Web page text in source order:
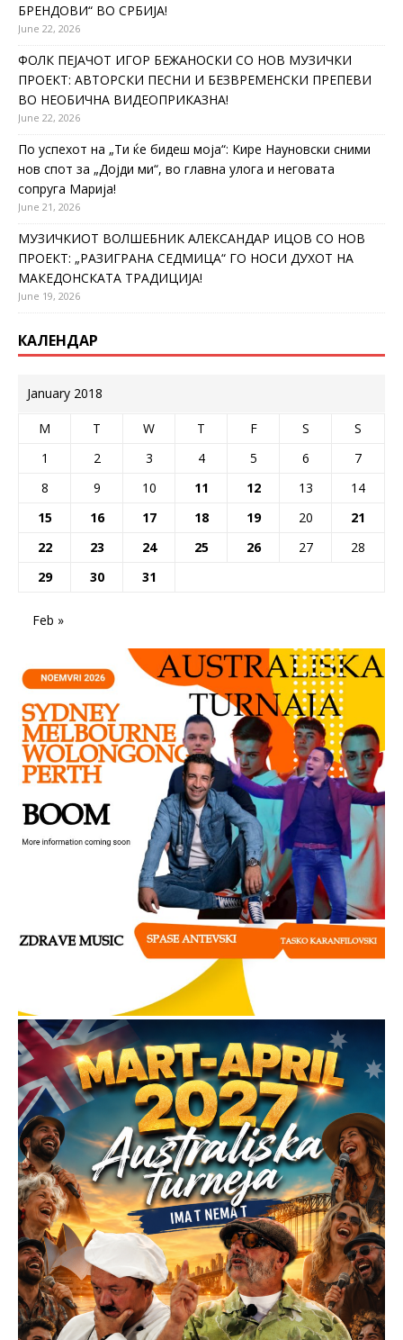
БРЕНДОВИ“ ВО СРБИЈА!
June 22, 2026
ФОЛК ПЕЈАЧОТ ИГОР БЕЖАНОСКИ СО НОВ МУЗИЧКИ
ПРОЕКТ: АВТОРСКИ ПЕСНИ И БЕЗВРЕМЕНСКИ ПРЕПЕВИ
ВО НЕОБИЧНА ВИДЕОПРИКАЗНА!
June 22, 2026
По успехот на „Ти ќе бидеш моја“: Кире Науновски сними
нов спот за „Дојди ми“, во главна улога и неговата
сопруга Марија!
June 21, 2026
МУЗИЧКИОТ ВОЛШЕБНИК АЛЕКСАНДАР ИЦОВ СО НОВ
ПРОЕКТ: „РАЗИГРАНА СЕДМИЦА“ ГО НОСИ ДУХОТ НА
МАКЕДОНСКАТА ТРАДИЦИЈА!
June 19, 2026
КАЛЕНДАР
January 2018
M T W T F S
S
1
2 3 4 5 6
7
8
9 10 11 12 13
14
15
16 17 18 19 20
21
22
23 24 25 26 27
28
29
30 31
Feb »